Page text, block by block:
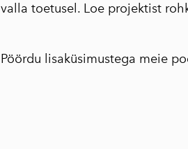
valla toetusel. Loe projektist
Pöördu lisaküsimustega meie